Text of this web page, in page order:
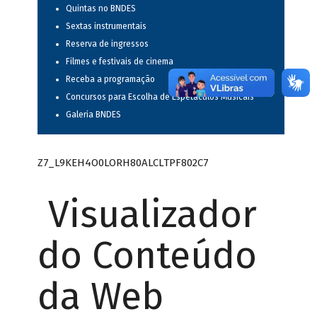
Quintas no BNDES
Sextas instrumentais
Reserva de ingressos
Filmes e festivais de cinema
Receba a programação
Concursos para Escolha de Espetáculos Musicais
Galeria BNDES
Z7_L9KEH4O0LORH80ALCLTPF802C7
Visualizador
do Conteúdo
da Web